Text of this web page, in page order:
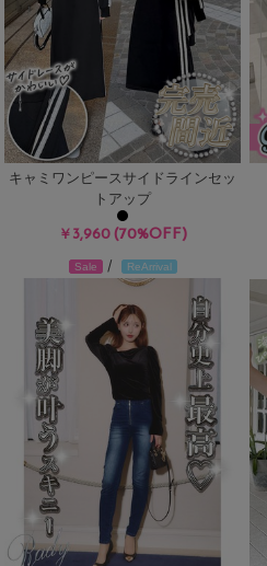
キャミワンピースサイドラインセッ
トアップ
￥3,960(70%OFF)
Sale / ReArrival